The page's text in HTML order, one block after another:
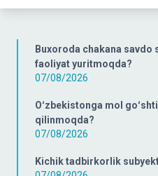
Buxoroda chakana savdo
faoliyat yuritmoqda?
07/08/2026
Oʻzbekistonga mol
qilinmoqda?
07/08/2026
Kichik tadbirkorlik